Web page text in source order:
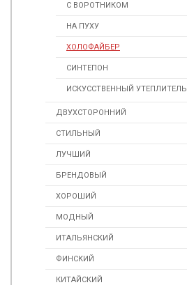
С ВОРОТНИКОМ
НА ПУХУ
ХОЛОФАЙБЕР
СИНТЕПОН
ИСКУССТВЕННЫЙ УТЕПЛИТЕЛЬ
ДВУХСТОРОННИЙ
СТИЛЬНЫЙ
ЛУЧШИЙ
БРЕНДОВЫЙ
ХОРОШИЙ
МОДНЫЙ
ИТАЛЬЯНСКИЙ
ФИНСКИЙ
КИТАЙСКИЙ